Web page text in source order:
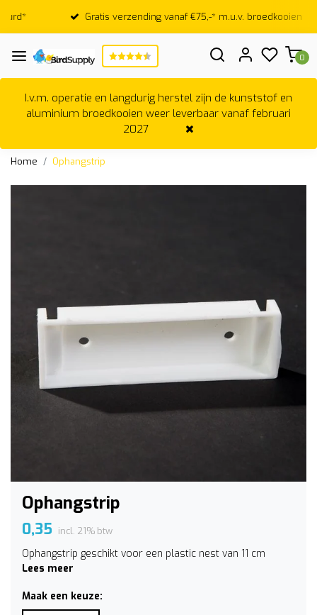
Gratis verzending vanaf €75,-* m.u.v. broedkooien
0
I.v.m. operatie en langdurig herstel zijn de kunststof en
aluminium broedkooien weer leverbaar vanaf februari
2027
Home Ophangstrip
Ophangstrip
0,35 incl. 21% btw
Ophangstrip geschikt voor een plastic nest van 11 cm
Lees meer
Maak een keuze: